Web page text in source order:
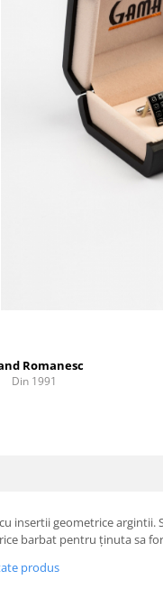
Romanesc
Din 1991
insertii geometrice argintii.
barbat pentru ținuta sa
produs